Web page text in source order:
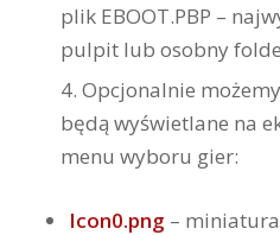
plik EBOOT.PBP –
pulpit lub osobny
Opcjonalnie
będą wyświetlane na
menu wyboru gier:
Icon0.png –